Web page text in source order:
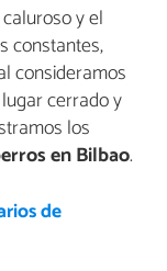
y el
constantes,
consideramos
cerrado y
los
en Bilbao.
de